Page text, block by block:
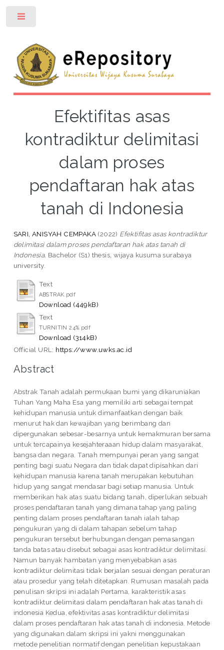
Efektifitas asas
kontradiktur delimitasi
dalam proses
pendaftaran hak atas
tanah di Indonesia
SARI, ANISYAH CEMPAKA (2022) Efektifitas asas kontradiktur
delimitasi dalam proses pendaftaran hak atas tanah di
Indonesia. Bachelor (S1) thesis, wijaya kusuma surabaya
university.
Text
ABSTRAK.pdf
Download (449kB)
Text
TURNITIN 24%.pdf
Download (314kB)
Official URL: https://www.uwks.ac.id
Abstract
Abstrak Tanah adalah permukaan bumi yang dikaruniakan
Tuhan Yang Maha Esa yang memiliki arti sebagai tempat
kehidupan manusia untuk dimanfaatkan dengan baik
menurut hak dan kewajiban yang berimbang dan
dipergunakan sebesar-besarnya untuk kemakmuran bersama
untuk tercapainya kesejahteraaan hidup dalam masyarakat,
bangsa dan negara. Tanah mempunyai peran yang sangat
penting bagi suatu Negara dan tidak dapat dipisahkan dari
kehidupan manusia karena tanah merupakan kebutuhan
hidup yang sangat mendasar bagi setiap manusia. Untuk
memberikan hak atas suatu bidang tanah, diperlukan sebuah
proses pendaftaran tanah yang dimana tahap yang paling
penting dalam proses pendaftaran tanah ialah tahap
pengukuran yang di dalam tahapan sebelum tahap
pengukuran tersebut berhubungan dengan pemasangan
tanda batas atau disebut sebagai asas kontradiktur delimitasi.
Namun banyak hambatan yang menyebabkan asas
kontradiktur delimitasi tidak berjalan sesuai dengan peraturan
atau prosedur yang telah ditetapkan. Rumusan masalah pada
penulisan skripsi ini adalah Pertama, karakteristik asas
kontradiktur delimitasi dalam pendaftaran hak atas tanah di
indonesia Kedua, efektivitas asas kontradiktur delimitasi
dalam proses pendaftaran hak atas tanah di indonesia. Metode
yang digunakan dalam skripsi ini yakni menggunakan
metode penelitian normatif dengan penelitian kepustakaan